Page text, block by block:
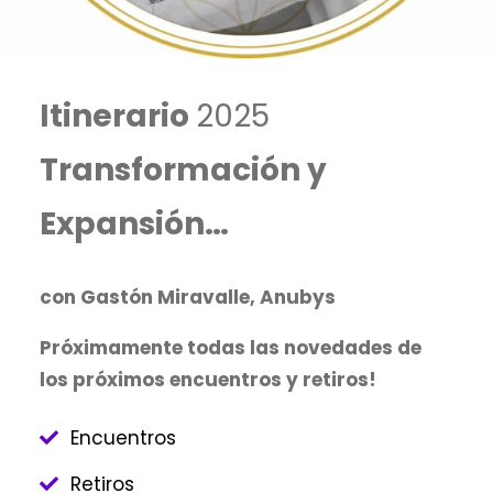
Itinerario 2025
Transformación y
Expansión…
con Gastón Miravalle, Anubys
Próximamente todas las novedades de
los próximos encuentros y retiros!
Encuentros
Retiros